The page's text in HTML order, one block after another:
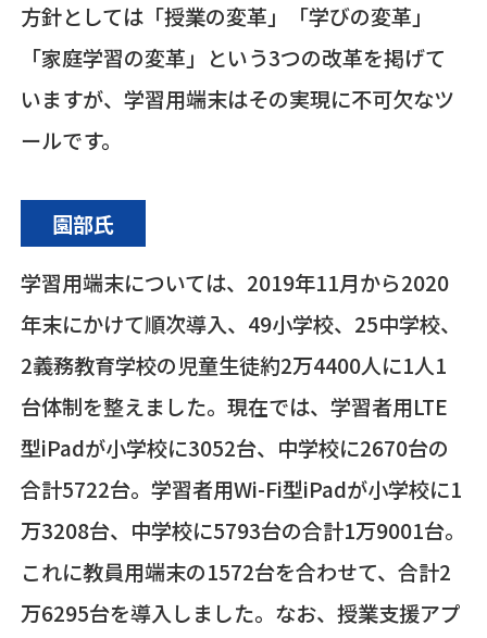
方針としては「授業の変革」「学びの変革」
「家庭学習の変革」という3つの改革を掲げて
いますが、学習用端末はその実現に不可欠なツ
ールです。
園部氏
学習用端末については、 2019年11月から2020
年末にかけて順次導入、 49小学校、 25中学校、
2義務教育学校の児童生徒約2万4400人に1人1
台体制を整えました。現在では、学習者用LTE
型iPadが小学校に3052台、中学校に2670台の
合計5722台。学習者用Wi-Fi型iPadが小学校に1
万3208台、中学校に5793台の合計1万9001台。
これに教員用端末の1572台を合わせて、合計2
万6295台を導入しました。なお、授業支援アプ